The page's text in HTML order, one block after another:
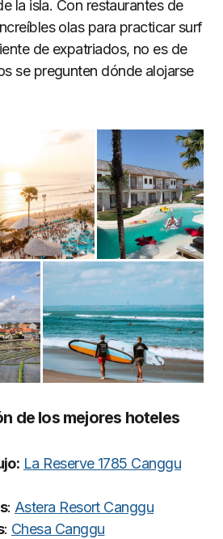
la isla. Con restaurantes de
olas para practicar surf
de expatriados, no es de
se pregunten dónde alojarse
de los mejores hoteles
La Reserve 1785 Canggu
: Astera Resort Canggu
: Chesa Canggu